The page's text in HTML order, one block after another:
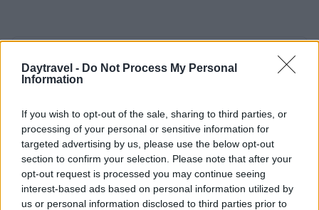
Daytravel - Do Not Process My Personal
Information
If you wish to opt-out of the sale, sharing to third parties, or
processing of your personal or sensitive information for
targeted advertising by us, please use the below opt-out
section to confirm your selection. Please note that after your
opt-out request is processed you may continue seeing
interest-based ads based on personal information utilized by
us or personal information disclosed to third parties prior to
AiAdhubMedia